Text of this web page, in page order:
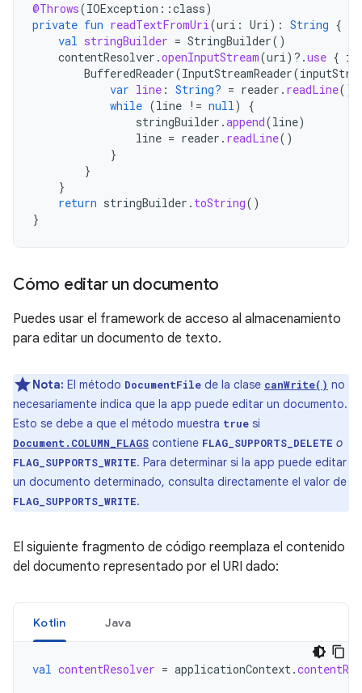
@Throws(IOException ::class)
private fun readTextFromUri(uri : Uri): String {
val stringBuilder = StringBuilder()
contentResolver .openInputStream(uri) ?.use {
BufferedReader(InputStreamReader(
var line : String? = reader . readLine()
while (line != null)
{
stringBuilder .append(line)
line = reader . readLine()
}
}
}
return stringBuilder . toString()
}
Cómo editar un documento
Puedes usar el framework de acceso al almacenamiento
para editar un documento de texto.
Nota: El método DocumentFile de la clase canWrite() no
necesariamente indica que la app puede editar un documento.
Esto se debe a que el método muestra true si
Document.COLUMN_FLAGS contiene FLAG_SUPPORTS_DELETE o
FLAG_SUPPORTS_WRITE. Para determinar si la app puede editar
un documento determinado, consulta directamente el valor de
FLAG_SUPPORTS_WRITE.
El siguiente fragmento de código reemplaza el contenido
del documento representado por el URI dado:
Kotlin Java
val contentResolver = applicationContext.